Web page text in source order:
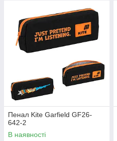
Пенал Kite Garfield GF26-
642-2
В наявності